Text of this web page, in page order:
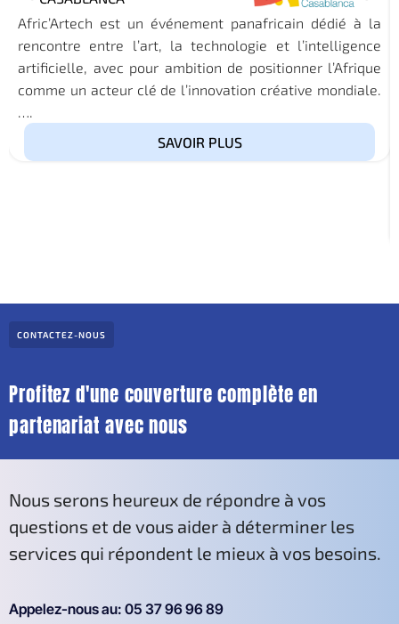
Afric’Artech est un événement panafricain dédié à la
rencontre entre l’art, la technologie et l’intelligence
artificielle, avec pour ambition de positionner l’Afrique
comme un acteur clé de l’innovation créative mondiale.
SAVOIR PLUS
CONTACTEZ-NOUS
Profitez d'une couverture complète en
partenariat avec nous
Nous serons heureux de répondre à vos
questions et de vous aider à déterminer les
services qui répondent le mieux à vos besoins.
Appelez-nous au: 05 37 96 96 89